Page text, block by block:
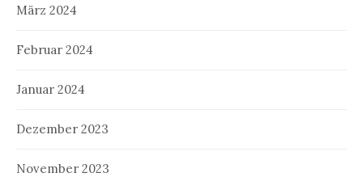
März 2024
Februar 2024
Januar 2024
Dezember 2023
November 2023